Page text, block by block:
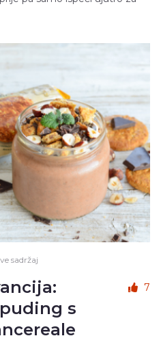
sadržaj
s
7